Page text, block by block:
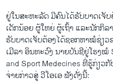
ຢູ່​ໃນ​ສະ​ຫະ​ລັດ ມີ​ຄົນ​ໄດ້​ຮັບ​ບາດ​ເຈັ
ເດັກ​ນ້ອຍ ຜູ້​ໃຫ​ຍ່ ຜູ້​ເຖົ້າ ແລະ​ນັກ​ກິ​ລ
ຮັບ​ບາດ​ເຈັບ​ຕ້ອງ​ໄດ້​ຊອກ​ຫາ​ໝໍຊ່ຽ
ເມີ​ລາ ອິນ​ທະ​ວົງ ນາຍ​ບັນ​ຊີ​ຢູ່​ໂຮງ​ໝໍ
and Sport Medecines ທີ່ຮູ້​ກ່ຽ
ຈ່າຍກ່າວສູ່ ວີ​ໂອ​ເອ ​ຟັງ​ດັ່ງ​ນີ້: